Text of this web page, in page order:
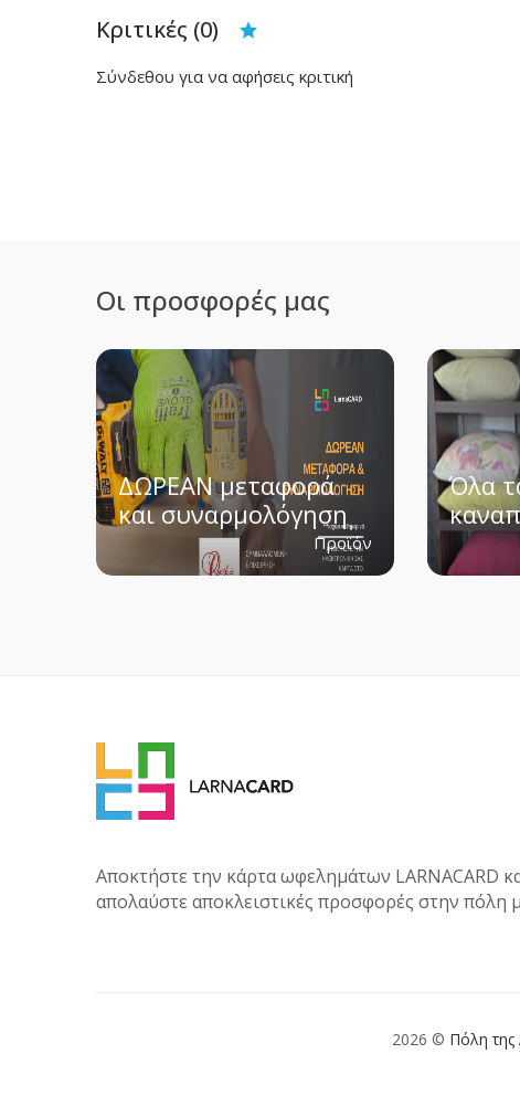
Κριτικές (0)
Σύνδεθου για να αφήσεις κριτική
Οι προσφορές μας
ΔΩΡΕΑΝ μεταφορά
και συναρμολόγηση
Προϊόν
Όλα
Αποκτήστε την κάρτα ωφελημάτων LARNACARD
απολαύστε αποκλειστικές προσφορές στην πόλη
2026 © Πόλη της